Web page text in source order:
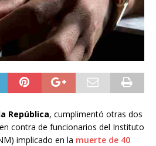
República, cumplimentó otras dos
contra de funcionarios del Instituto
implicado en la muerte de 40